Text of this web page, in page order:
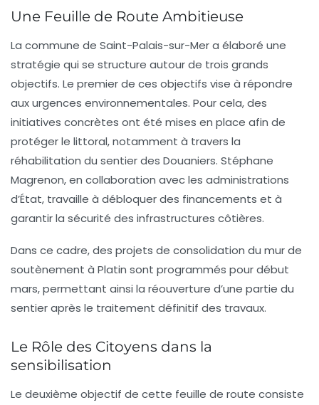
Une Feuille de Route Ambitieuse
La commune de Saint-Palais-sur-Mer a élaboré une
stratégie qui se structure autour de trois grands
objectifs. Le premier de ces objectifs vise à répondre
aux urgences environnementales. Pour cela, des
initiatives concrètes ont été mises en place afin de
protéger le littoral, notamment à travers la
réhabilitation du sentier des Douaniers. Stéphane
Magrenon, en collaboration avec les administrations
d’État, travaille à débloquer des financements et à
garantir la sécurité des infrastructures côtières.
Dans ce cadre, des projets de consolidation du mur de
soutènement à Platin sont programmés pour début
mars, permettant ainsi la réouverture d’une partie du
sentier après le traitement définitif des travaux.
Le Rôle des Citoyens dans la
sensibilisation
Le deuxième objectif de cette feuille de route consiste